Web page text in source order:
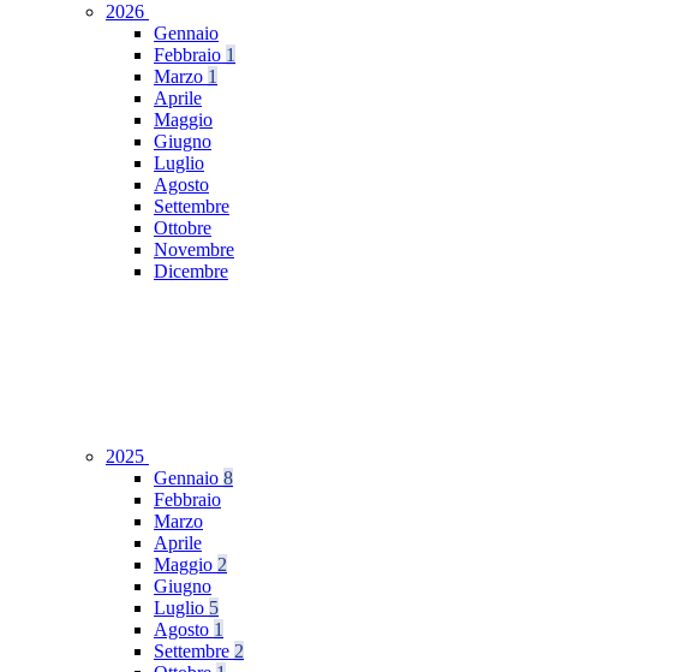
2026
Gennaio
Febbraio 1
Marzo 1
Aprile
Maggio
Giugno
Luglio
Agosto
Settembre
Ottobre
Novembre
Dicembre
2025
Gennaio 8
Febbraio
Marzo
Aprile
Maggio 2
Giugno
Luglio 5
Agosto 1
Settembre 2